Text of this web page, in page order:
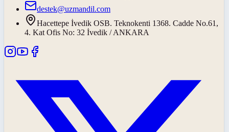
destek@uzmandil.com
Hacettepe İvedik OSB. Teknokenti 1368. Cadde No.61,
4. Kat Ofis No: 32 İvedik / ANKARA